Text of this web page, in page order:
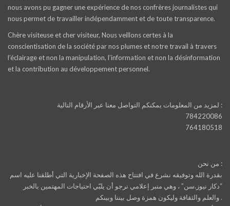
nous avons pu gagner une expérience de nos confrères journalistes qui
nous permet de travailler indépendamment et de toute transparence.
Chère visiteuse et cher visiteur, Nous veillons certes à la
conscientisation de la société par nos plumes et notre travail à travers
l’éclairage et non la manipulation, l’information et non la désinformation
et la contribution au développement personnel.
لمزيد من المعلومات يمكنكم التواصل معنا عبر الأرقام التالية :
784220086
764180518
من نحن :
بقدرة الله وتوفيقه نشرع في افتتاح هذه الصفحة الإخبارية التي أطلقنا عليه اسم
“دكار نيوز.سن” ، وهي منبر إعلامي نرجو أن يلبّي احتياجات المهتمين بالخبر
والعلم والثقافة وليكون همزة وصل بيننا وبينكم .